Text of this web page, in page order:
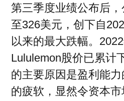
第三季度业绩公布后
至326美元，创下自
以来的最大跌幅。2022
Lululemon股价已累计
的主要原因是盈利能
的疲软，显然令资本市